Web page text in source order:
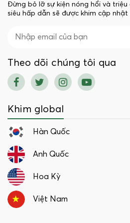
Đừng bỏ lỡ sự kiện nóng hổi và
siêu hấp dẫn sẽ được khim cập
Theo dõi chúng tôi qua
Khim global
Hàn Quốc
Anh Quốc
Hoa Kỳ
Việt Nam